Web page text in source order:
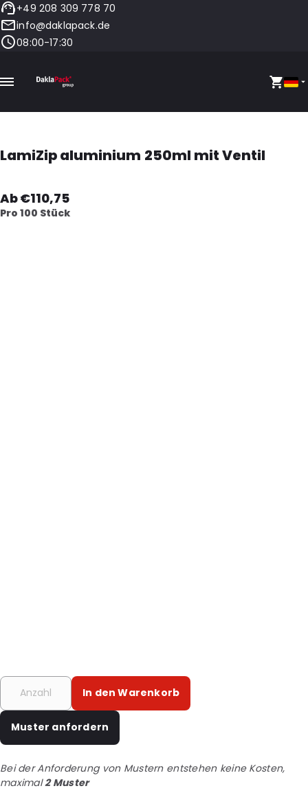
+49 208 309 778 70
info@daklapack.de
08:00-17:30
LamiZip aluminium 250ml mit Ventil
Ab €110,75
Pro 100 Stück
In den Warenkorb
Muster anfordern
Bei der Anforderung von Mustern entstehen keine Kosten,
maximal2 Muster